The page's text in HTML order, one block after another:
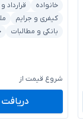
خانواده
قرارداد
کیفری و جرایم
بانکی و مطالبات
شروع قیمت از